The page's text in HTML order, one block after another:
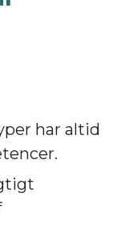
har altid